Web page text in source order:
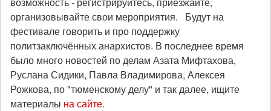
организовывайте свои мероприятия. Будут на
фестивале говорить и про поддержку
политзаключённых анархистов. В последнее время
было много новостей по делам Азата Мифтахова,
Руслана Сидики, Павла Владимирова, Алексея
Рожкова, по "тюменскому делу" и так далее, ищите
материалы на сайте.